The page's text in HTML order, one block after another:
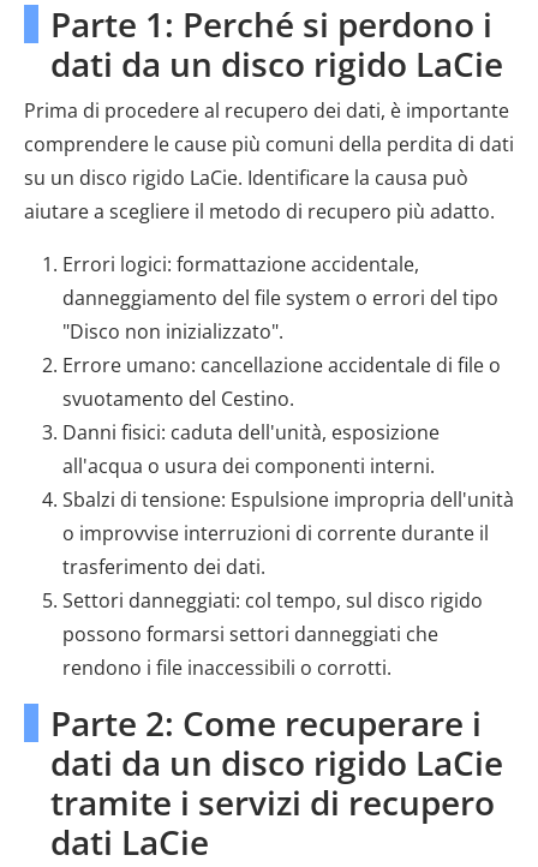
Parte 1: Perché si perdono i
dati da un disco rigido LaCie
Prima di procedere al recupero dei dati, è importante
comprendere le cause più comuni della perdita di dati
su un disco rigido LaCie. Identificare la causa può
aiutare a scegliere il metodo di recupero più adatto.
Errori logici: formattazione accidentale,
danneggiamento del file system o errori del tipo
"Disco non inizializzato".
Errore umano: cancellazione accidentale di file o
svuotamento del Cestino.
Danni fisici: caduta dell'unità, esposizione
all'acqua o usura dei componenti interni.
Sbalzi di tensione: Espulsione impropria dell'unità
o improvvise interruzioni di corrente durante il
trasferimento dei dati.
Settori danneggiati: col tempo, sul disco rigido
possono formarsi settori danneggiati che
rendono i file inaccessibili o corrotti.
Parte 2: Come recuperare i
dati da un disco rigido LaCie
tramite i servizi di recupero
dati LaCie